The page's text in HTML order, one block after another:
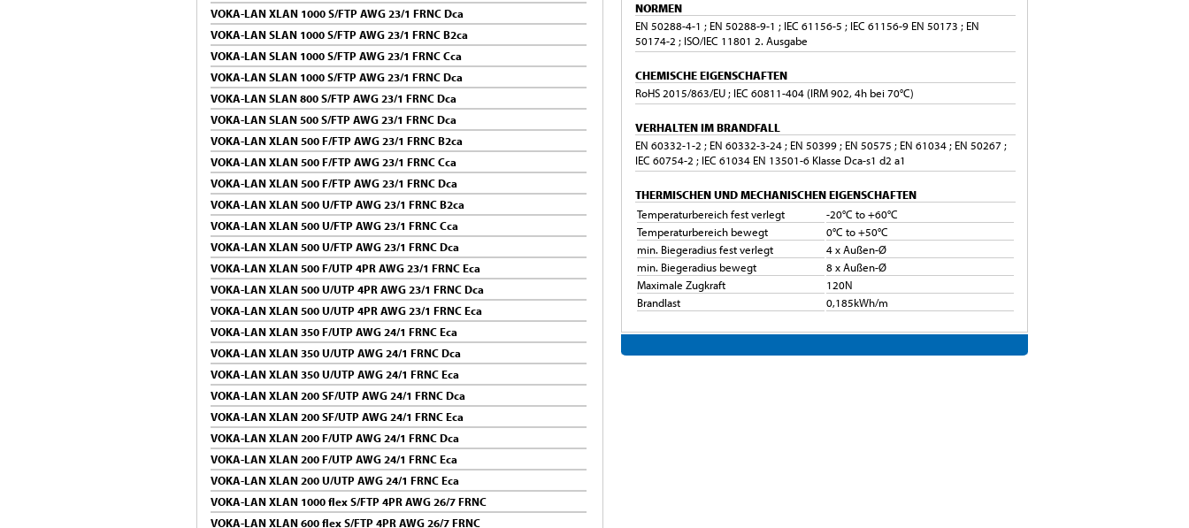
VOKA-LAN XLAN 1000 S/FTP AWG 23/1 FRNC Dca
VOKA-LAN SLAN 1000 S/FTP AWG 23/1 FRNC B2ca
VOKA-LAN SLAN 1000 S/FTP AWG 23/1 FRNC Cca
VOKA-LAN SLAN 1000 S/FTP AWG 23/1 FRNC Dca
VOKA-LAN SLAN 800 S/FTP AWG 23/1 FRNC Dca
VOKA-LAN SLAN 500 S/FTP AWG 23/1 FRNC Dca
VOKA-LAN XLAN 500 F/FTP AWG 23/1 FRNC B2ca
VOKA-LAN XLAN 500 F/FTP AWG 23/1 FRNC Cca
VOKA-LAN XLAN 500 F/FTP AWG 23/1 FRNC Dca
VOKA-LAN XLAN 500 U/FTP AWG 23/1 FRNC B2ca
VOKA-LAN XLAN 500 U/FTP AWG 23/1 FRNC Cca
VOKA-LAN XLAN 500 U/FTP AWG 23/1 FRNC Dca
VOKA-LAN XLAN 500 F/UTP 4PR AWG 23/1 FRNC Eca
VOKA-LAN XLAN 500 U/UTP 4PR AWG 23/1 FRNC Dca
VOKA-LAN XLAN 500 U/UTP 4PR AWG 23/1 FRNC Eca
VOKA-LAN XLAN 350 F/UTP AWG 24/1 FRNC Eca
VOKA-LAN XLAN 350 U/UTP AWG 24/1 FRNC Dca
VOKA-LAN XLAN 350 U/UTP AWG 24/1 FRNC Eca
VOKA-LAN XLAN 200 SF/UTP AWG 24/1 FRNC Dca
VOKA-LAN XLAN 200 SF/UTP AWG 24/1 FRNC Eca
VOKA-LAN XLAN 200 F/UTP AWG 24/1 FRNC Dca
VOKA-LAN XLAN 200 F/UTP AWG 24/1 FRNC Eca
VOKA-LAN XLAN 200 U/UTP AWG 24/1 FRNC Eca
VOKA-LAN XLAN 1000 flex S/FTP 4PR AWG 26/7 FRNC
VOKA-LAN XLAN 600 flex S/FTP 4PR AWG 26/7 FRNC
NORMEN
EN 50288-4-1 ; EN 50288-9-1 ; IEC 61156-5 ; IEC 61156-9 EN 50173 ; EN
50174-2 ; ISO/IEC 11801 2. Ausgabe
CHEMISCHE EIGENSCHAFTEN
RoHS 2015/863/EU ; IEC 60811-404 (IRM 902, 4h bei 70°C)
VERHALTEN IM BRANDFALL
EN 60332-1-2 ; EN 60332-3-24 ; EN 50399 ; EN 50575 ; EN 61034 ; EN 50267 ;
IEC 60754-2 ; IEC 61034 EN 13501-6 Klasse Dca-s1 d2 a1
THERMISCHEN UND MECHANISCHEN EIGENSCHAFTEN
Temperaturbereich fest verlegt
-20°C to +60°C
Temperaturbereich bewegt
0°C to +50°C
min. Biegeradius fest verlegt
4 x Außen-Ø
min. Biegeradius bewegt
8 x Außen-Ø
Maximale Zugkraft
120N
Brandlast
0,185kWh/m